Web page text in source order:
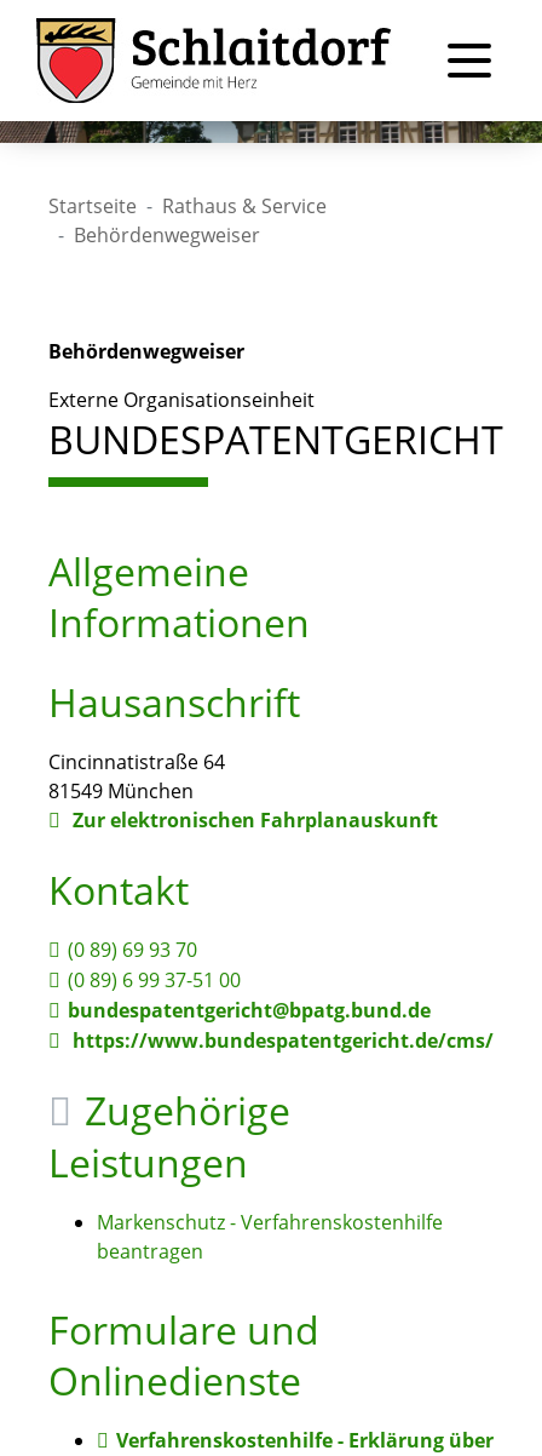
Startseite
Rathaus & Service
Behördenwegweiser
Behördenwegweiser
Externe Organisationseinheit
BUNDESPATENTGERICHT
Allgemeine
Informationen
Hausanschrift
Cincinnatistraße 64
81549 München
Zur elektronischen Fahrplanauskunft
Kontakt
(0 89) 69 93 70
(0 89) 6 99 37-51 00
bundespatentgericht@bpatg.bund.de
https://www.bundespatentgericht.de/cms/
Zugehörige
Leistungen
Markenschutz - Verfahrenskostenhilfe
beantragen
Formulare und
Onlinedienste
Verfahrenskostenhilfe - Erklärung über